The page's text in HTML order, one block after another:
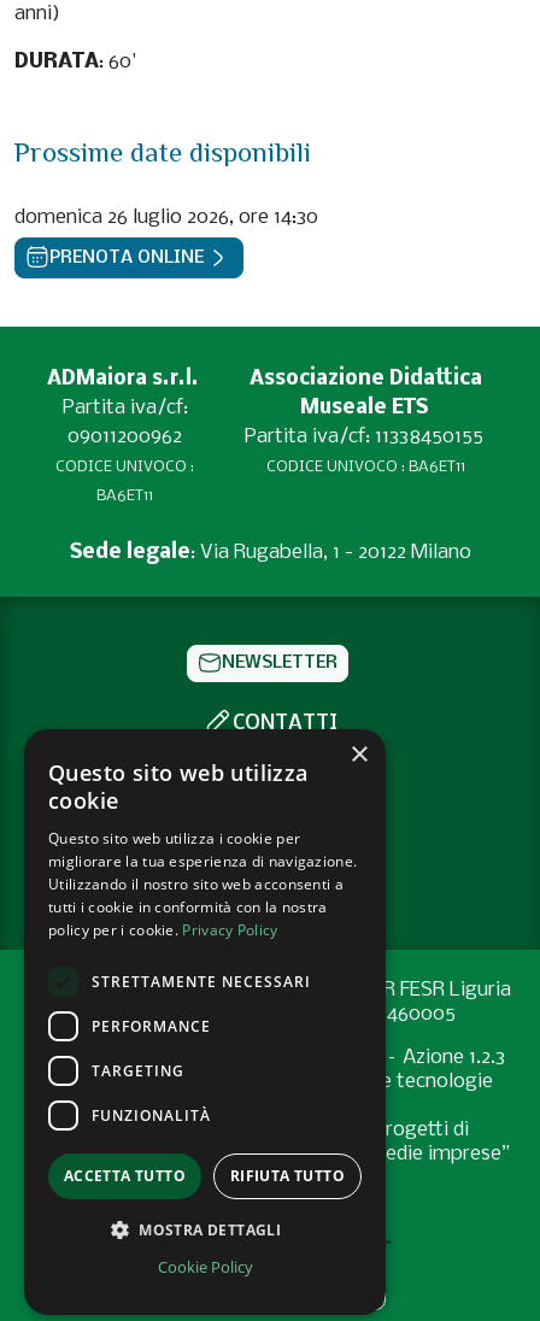
anni)
DURATA: 60'
Prossime date disponibili
domenica 26 luglio 2026, ore 14:30
PRENOTA ONLINE
ADMaiora s.r.l.
Partita iva/cf:
09011200962
CODICE UNIVOCO :
BA6ET11
Associazione Didattica
Museale ETS
Partita iva/cf: 11338450155
CODICE UNIVOCO : BA6ET11
Sede legale: Via Rugabella, 1 - 20122 Milano
NEWSLETTER
CONTATTI
SOCIAL
PRIVACY POLICY
COOKIE POLICY
Progetto cofinanziato con risorse del PR FESR Liguria
2021-2027 codice CUP: G44E24001460005
Programma Regionale FESR 2021-2027 – Azione 1.2.3
"Sostenere l’introduzione di pratiche e tecnologie
digitali nelle imprese
Bando “Supporto allo sviluppo di progetti di
digitalizzazione nelle micro, piccole e medie imprese”
- Anno 2024
×
Questo sito web utilizza
cookie
Questo sito web utilizza i cookie per
migliorare la tua esperienza di navigazione.
Utilizzando il nostro sito web acconsenti a
tutti i cookie in conformità con la nostra
policy per i cookie. Privacy Policy
STRETTAMENTE NECESSARI
PERFORMANCE
TARGETING
FUNZIONALITÀ
ACCETTA TUTTO RIFIUTA TUTTO
MOSTRA DETTAGLI
Cookie Policy